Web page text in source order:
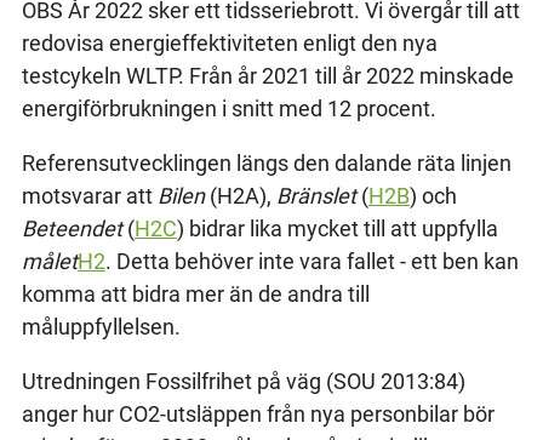
OBS År 2022 sker ett tidsseriebrott. Vi övergår till att
redovisa energieffektiviteten enligt den nya
testcykeln WLTP. Från år 2021 till år 2022 minskade
energiförbrukningen i snitt med 12 procent.
Referensutvecklingen längs den dalande räta linjen
motsvarar att Bilen(H2A), Bränslet(H2B) och
Beteendet(H2C) bidrar lika mycket till att uppfylla
måletH2. Detta behöver inte vara fallet - ett ben kan
komma att bidra mer än de andra till
måluppfyllelsen.
Utredningen Fossilfrihet på väg (SOU 2013:84)
anger hur CO2-utsläppen från nya personbilar bör